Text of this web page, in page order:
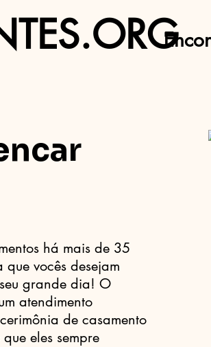
há mais de 35
vocês desejam
grande dia! O
atendimento
de casamento
eles sempre